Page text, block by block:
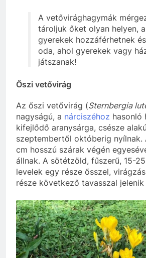
A vetővirághagymák
tároljuk őket olyan helyen,
gyerekek hozzáférhetnek
oda, ahol gyerekek vagy
játszanak!
Őszi vetővirág
Az őszi vetővirág (Sternbergia
nagyságú, a nárciszéhoz hasonló
kifejlődő aranysárga, csésze
szeptembertől októberig nyílnak.
cm hosszú szárak végén
állnak. A sötétzöld, fűszerű, 15-
levelek egy része ősszel,
része következő tavasszal jelenik